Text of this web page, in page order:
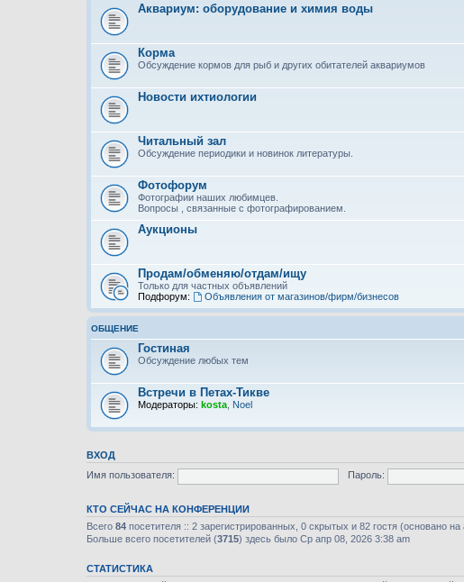
Аквариум: оборудование и химия воды
Корма
Обсуждение кормов для рыб и других обитателей аквариумов
Новости ихтиологии
Читальный зал
Обсуждение периодики и новинок литературы.
Фотофорум
Фотографии наших любимцев.
Вопросы , связанные с фотографированием.
Аукционы
Продам/обменяю/отдам/ищу
Только для частных объявлений
Подфорум:
Объявления от магазинов/фирм/бизнесов
ОБЩЕНИЕ
Гостиная
Обсуждение любых тем
Встречи в Петах-Тикве
Модераторы: kosta Noel
ВХОД
Имя пользователя:
Пароль:
КТО СЕЙЧАС НА КОНФЕРЕНЦИИ
Всего 84 посетителя :: 2 зарегистрированных, 0 скрытых и 82 гостя (основано
Больше всего посетителей (3715) здесь было Ср апр 08, 2026 3:38 am
СТАТИСТИКА